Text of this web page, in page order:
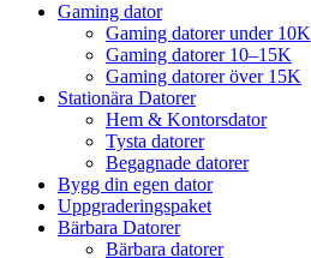
Gaming dator
Gaming datorer under 10K
Gaming datorer 10–15K
Gaming datorer över 15K
Stationära Datorer
Hem & Kontorsdator
Tysta datorer
Begagnade datorer
Bygg din egen dator
Uppgraderingspaket
Bärbara Datorer
Bärbara datorer